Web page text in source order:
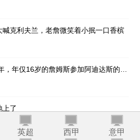
喊克利夫兰，老詹微笑着小抿一口香槟
上了
英超 西甲 意甲